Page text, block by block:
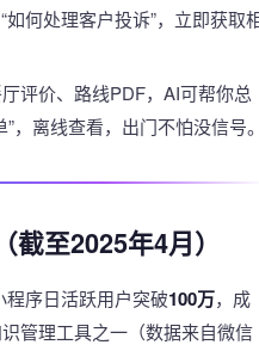
何处理客户投诉”，立即获取
评价、路线PDF，AI可帮你总
，离线查看，出门不怕没信号
至2025年4月）
程序日活跃用户突破100万，成
管理工具之一（数据来自微信